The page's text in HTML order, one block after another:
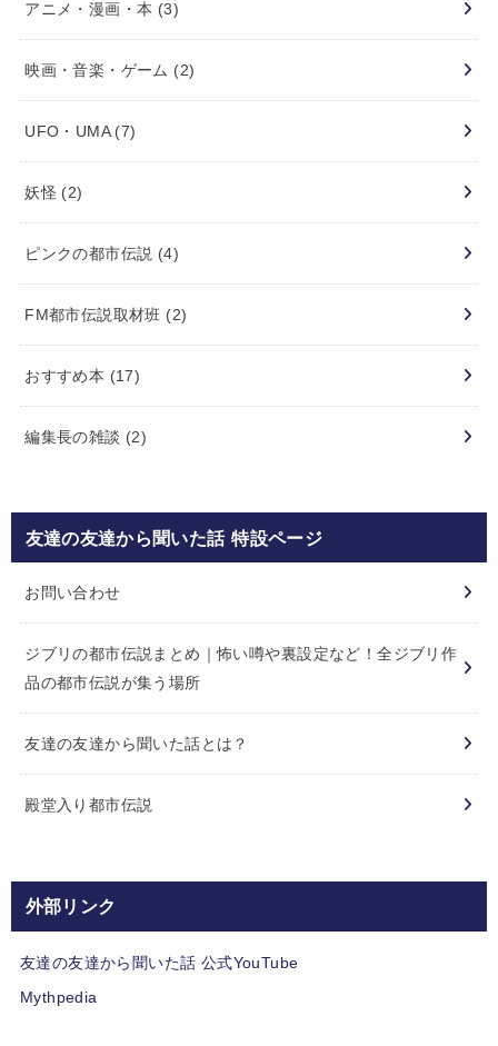
アニメ・漫画・本 (3)
映画・音楽・ゲーム (2)
UFO・UMA (7)
妖怪 (2)
ピンクの都市伝説 (4)
FM都市伝説取材班 (2)
おすすめ本 (17)
編集長の雑談 (2)
友達の友達から聞いた話 特設ページ
お問い合わせ
ジブリの都市伝説まとめ｜怖い噂や裏設定など！全ジブリ作
品の都市伝説が集う場所
友達の友達から聞いた話とは？
殿堂入り都市伝説
外部リンク
友達の友達から聞いた話 公式YouTube
Mythpedia